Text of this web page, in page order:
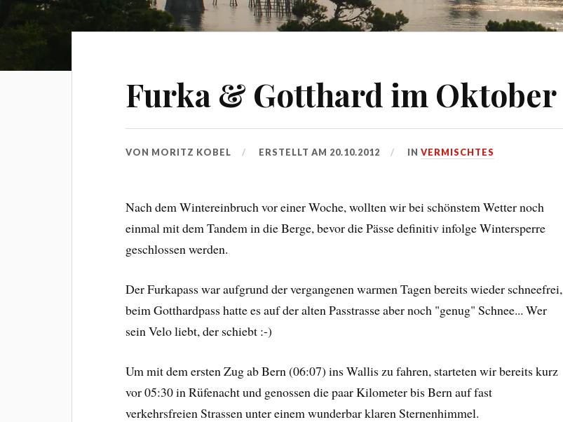
Furka & Gotthard im Oktober
VON MORITZ KOBEL ERSTELLT AM 20.10.2012 IN VERMISCHTES
Nach dem Wintereinbruch vor einer Woche, wollten wir bei schönstem Wetter noch
einmal mit dem Tandem in die Berge, bevor die Pässe definitiv infolge Wintersperre
geschlossen werden.
Der Furkapass war aufgrund der vergangenen warmen Tagen bereits wieder schneefrei,
beim Gotthardpass hatte es auf der alten Passtrasse aber noch "genug" Schnee... Wer
sein Velo liebt, der schiebt :-)
Um mit dem ersten Zug ab Bern (06:07) ins Wallis zu fahren, starteten wir bereits kurz
vor 05:30 in Rüfenacht und genossen die paar Kilometer bis Bern auf fast
verkehrsfreien Strassen unter einem wunderbar klaren Sternenhimmel.